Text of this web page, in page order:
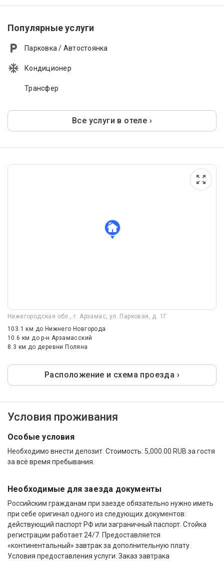
Популярные услуги
Парковка / Автостоянка
Кондиционер
Трансфер
Все услуги в отеле ›
Нижегородская обл., г. Арзамас, ул. Парковая, д. 1Г
103.1 км до Нижнего Новгорода
10.6 кмдо р-н Арзамасский
8.3 км до деревни Поляна
Расположение и схема проезда ›
Условия проживания
Особые условия
Необходимо внести депозит. Стоимость: 5,000.00 RUB за гостя
за всё время пребывания.
Необходимые для заезда документы
Российским гражданам при заезде обязательно нужно иметь
при себе оригинал одного из следующих документов:
действующий паспорт РФ или заграничный паспорт. Стойка
регистрации работает 24/7. Предоставляется
«континентальный» завтрак за дополнительную плату.
Условия предоставления услуги: Заказ завтрака